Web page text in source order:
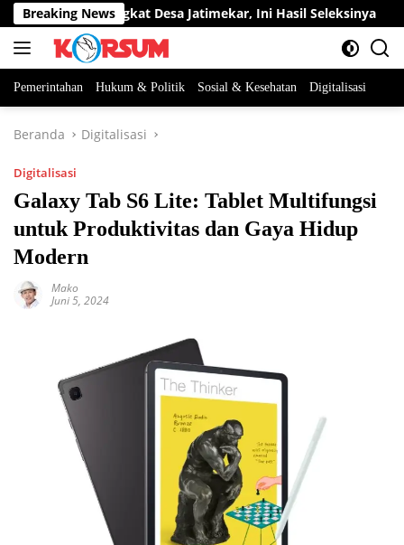
Langsung
ke
konten
Breaking News
Perangkat Desa Jatimekar, Ini Hasil Seleksinya
Pemerintahan Hukum & Politik Sosial & Kesehatan Digitalisasi
Beranda Digitalisasi
Digitalisasi
Galaxy Tab S6 Lite: Tablet Multifungsi
untuk Produktivitas dan Gaya Hidup
Modern
Mako
Juni 5, 2024